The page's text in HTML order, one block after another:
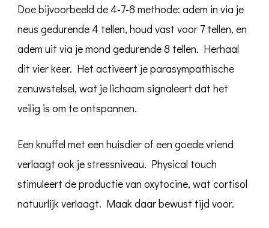
Doe bijvoorbeeld de 4-7-8 methode: adem in via je
neus gedurende 4 tellen, houd vast voor 7 tellen, en
adem uit via je mond gedurende 8 tellen. Herhaal
dit vier keer. Het activeert je parasympathische
zenuwstelsel, wat je lichaam signaleert dat het
veilig is om te ontspannen.
Een knuffel met een huisdier of een goede vriend
verlaagt ook je stressniveau. Physical touch
stimuleert de productie van oxytocine, wat cortisol
natuurlijk verlaagt. Maak daar bewust tijd voor.